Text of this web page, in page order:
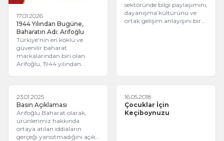
17.01.2026
1944 Yılından Bugüne,
Baharatın Adı: Arifoğlu
Türkiye'nin en köklü ve
güvenilir baharat
markalarından biri olan
Arifoğlu, 1944 yılından
"Baharatın Adı" olmaya
devam ediyor. İstanbul'un
tarihi Mısır Çarşısı'nda küçük
bir dükkânda başlayan bu
yolculuk, bugün
milyonlarca sofraya doğal
lezzet ve kalite taşımaya
sektöründe bilgi paylaşımını,
dayanışma kültürünü ve
ortak gelişim anlayışını bir
23.01.2025
Basın Açıklaması
Arifoğlu Baharat olarak,
ürünlerimiz hakkında
ortaya atılan iddiaların
gerçeği yansıtmadığını açık
16.05.2018
Çocuklar İçin
Keçiboynuzu